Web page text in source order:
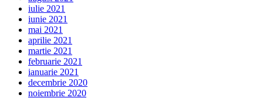
iulie 2021
iunie 2021
mai 2021
aprilie 2021
martie 2021
februarie 2021
ianuarie 2021
decembrie 2020
noiembrie 2020